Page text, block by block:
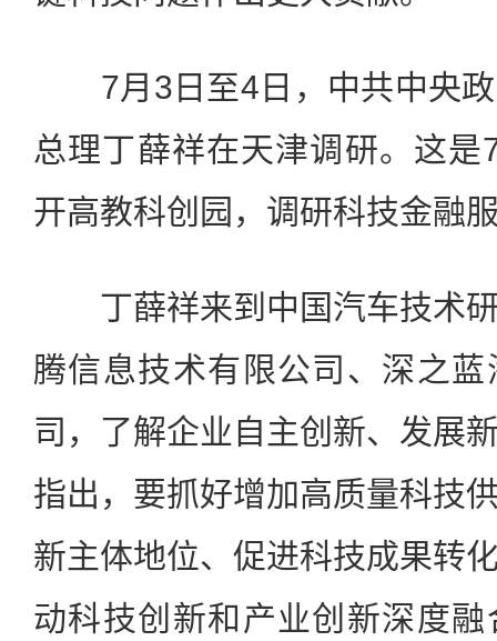
7月3日至4日，中共中央政
总理丁薛祥在天津调研。这
开高教科创园，调研科技金融
丁薛祥来到中国汽车技术研
腾信息技术有限公司、深之
司，了解企业自主创新、发展
指出，要抓好增加高质量科技
新主体地位、促进科技成果转
动科技创新和产业创新深度